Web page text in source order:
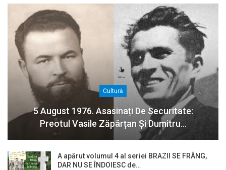
Cultură
5 August 1976. Asasinați De Securitate:
Preotul Vasile Zăpârțan Și Dumitru…
A apărut volumul 4 al seriei BRAZII SE FRÂNG,
DAR NU SE ÎNDOIESC de…